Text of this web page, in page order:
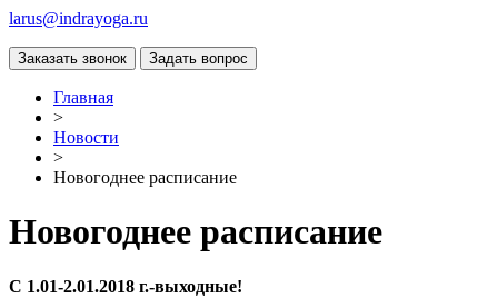
larus@indrayoga.ru
Главная
>
Новости
>
Новогоднее расписание
Новогоднее расписание
С 1.01-2.01.2018 г.-выходные!